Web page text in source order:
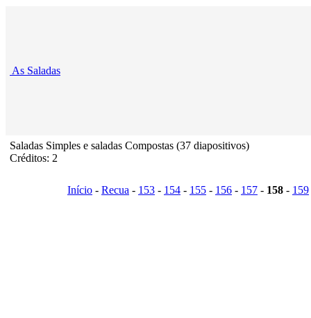
As Saladas
Saladas Simples e saladas Compostas (37 diapositivos)
Créditos: 2
Início - Recua - 153 - 154 - 155 - 156 - 157 - 158 - 159